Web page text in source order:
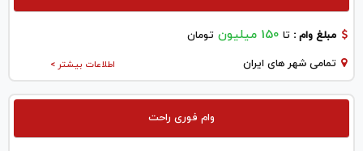
مبلغ وام : تا 150 میلیون تومان
اطلاعات بیشتر > تمامی شهر های ایران
وام فوری راحت